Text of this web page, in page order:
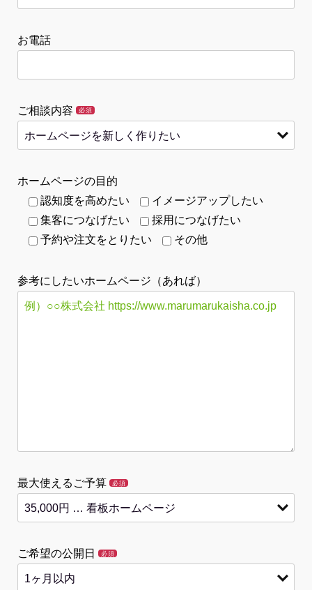
お電話
ご相談内容 必須
ホームページの目的
認知度を高めたい
イメージアップしたい
集客につなげたい
採用につなげたい
予約や注文をとりたい
その他
参考にしたいホームページ（あれば）
最大使えるご予算 必須
ご希望の公開日 必須